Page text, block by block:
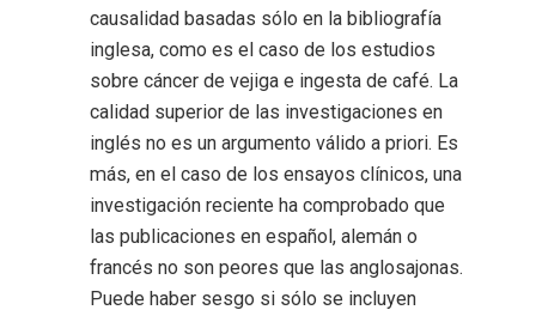
causalidad basadas sólo en la bibliografía
inglesa, como es el caso de los estudios
sobre cáncer de vejiga e ingesta de café. La
calidad superior de las investigaciones en
inglés no es un argumento válido a priori. Es
más, en el caso de los ensayos clínicos, una
investigación reciente ha comprobado que
las publicaciones en español, alemán o
francés no son peores que las anglosajonas.
Puede haber sesgo si sólo se incluyen